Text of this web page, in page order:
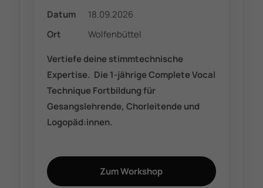
Datum
18.09.2026
Ort
Wolfenbüttel
Vertiefe deine stimmtechnische
Expertise. Die 1-jährige Complete Vocal
Technique Fortbildung für
Gesangslehrende, Chorleitende und
Logopäd:innen.
Zum Workshop